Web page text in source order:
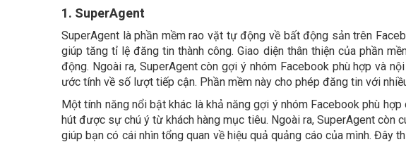
1. SuperAgent
SuperAgent là phần mềm rao vặt tự động về bất động sản trên
giúp tăng tỉ lệ đăng tin thành công. Giao diện thân thiện của phần
động. Ngoài ra, SuperAgent còn gợi ý nhóm Facebook phù hợp và
ước tính về số lượt tiếp cận. Phần mềm này cho phép đăng tin với
Một tính năng nổi bật khác là khả năng gợi ý nhóm Facebook phù
hút được sự chú ý từ khách hàng mục tiêu. Ngoài ra, SuperAgent
giúp bạn có cái nhìn tổng quan về hiệu quả quảng cáo của mình.